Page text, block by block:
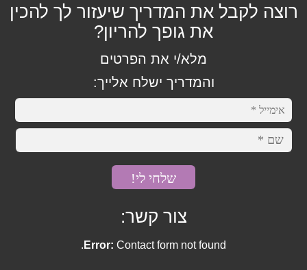
סינוסיטיס
מערכת החיסון
רוצה לקבל את המדריך שיעזור לך להכין
את גופך להריון?
מלא/י את הפרטים
והמדריך ישלח אלייך:
צור קשר:
Error: Contact form not found.